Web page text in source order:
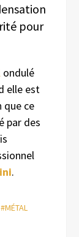
pour
ondulé
elle est
que ce
par des
.
#MÉTAL